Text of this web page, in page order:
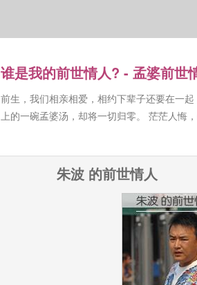
谁是我的前世情人? - 孟婆前世
前生，我们相亲相爱，相约下辈子还要在一
上的一碗孟婆汤，却将一切归零。 茫茫人悔
朱波 的前世情人